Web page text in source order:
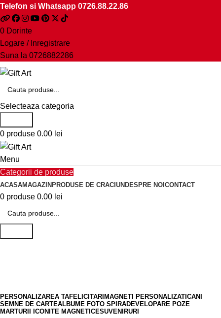
Telefon si Whatsapp 0726.88.22.86
0 Dorinte
Logare / Inregistrare
Suna la 0726882286
Selecteaza categoria
0 produse 0.00 lei
Menu
Categorii de produse
ACASAMAGAZINPRODUSE DE CRACIUNDESPRE NOICONTACT
0 produse 0.00 lei
PERSONALIZAREA TAFELICITARIMAGNETI PERSONALIZATICANI
SEMNE DE CARTEALBUME FOTO SPIRADEVELOPARE POZE
MARTURII ICONITE MAGNETICESUVENIRURI